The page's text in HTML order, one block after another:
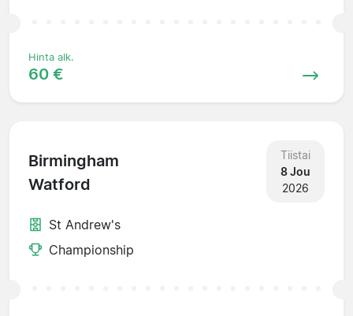
Hinta alk.
60 €
Birmingham
Watford
Tiistai
8 Jou
2026
St Andrew's
Championship